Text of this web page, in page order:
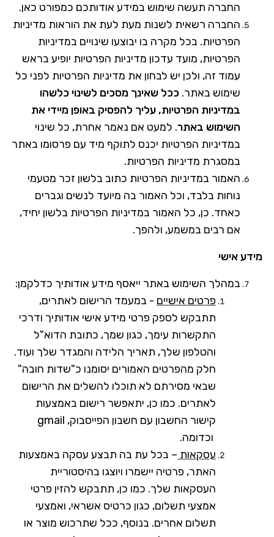
החברה תעשה שימוש במידע אודותכם כמפורט כאן.
החברה רשאית לשנות מעת לעת את הוראות מדיניות
הפרטיות. בכל מקרה בו יבוצעו שינויים במדיניות
הפרטיות, מועד עדכון מדיניות הפרטיות יופיע בראש
עמוד זה, ולכן יש לבחון את מדיניות הפרטיות לפני כל
שימוש באתר. ככל שאינך מסכים לשינוי כלשהו
במדיניות הפרטיות, עליך להפסיק באופן מיידי את
השימוש באתר. למעט אם נאמר אחרת, כל שינוי
במדיניות הפרטיות יכנס לתוקף מיד עם פרסומו באתר
במסגרת מדיניות הפרטיות.
האמור במדיניות הפרטיות כתוב בלשון זכר מטעמי
נוחות בלבד, וכל האמור בה מיועד לנשים וגברים
כאחד. כן, כל האמור במדיניות הפרטיות בלשון יחיד,
אם רבים במשמע, ולהפך.
מידעאישי
במהלך השימוש באתר ייאסף מידע אודותיך כדלקמן:
פרטים אישיים - במעמד הרישום לאתרים,
תתבקש לספק פרטי מידע אישי אודותיך ודרכי
התקשרות עימך, כגון שמך, כתובת הדוא"ל
והטלפון שלך, תאריך הלידה והמגדר שלך ועוד.
חלק מהפרטים האמורים יסומנו כ"שדות חובה"
שבאי מסירתם לא תוכלו להשלים את הרישום
לאתרים. כמו כן, יתאפשר רישום באמצעות
קישור החשבון עם חשבון הפייסבוק, gmail
וכדומה.
עסקאות – בכל עת בה תבצע עסקה באמצעות
האתר, פרטיה יישמרו ויוצגו בהיסטוריית
העסקאות שלך. כמו כן, תתבקש להזין פרטי
אמצעי תשלום, כגון כרטיס אשראי, ואמצעי
תשלום אחרים. בנוסף, ככל שתרכוש מוצר או